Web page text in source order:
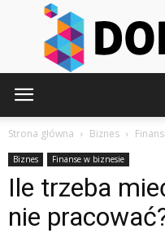
Strona główna Biznes
Biznes Finanse w biznesie
Ile trzeba
nie